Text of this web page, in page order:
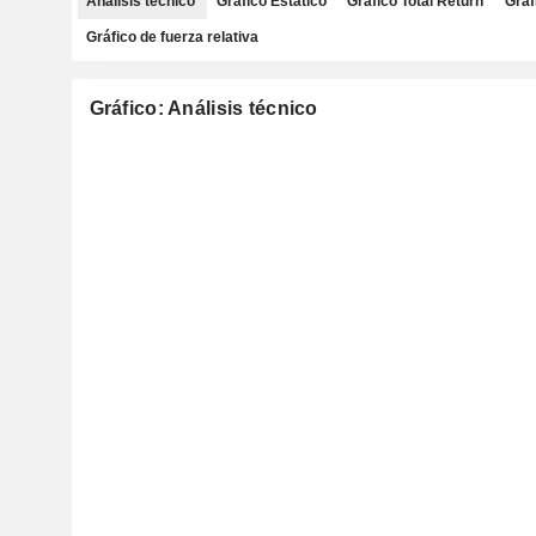
Gráfico de fuerza relativa
Gráfico: Análisis técnico